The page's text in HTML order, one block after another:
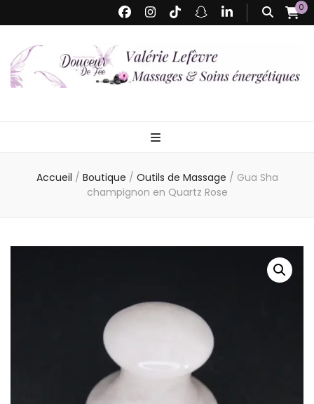
0
– Douceur de
Fée
Accueil / Boutique / Outils de Massage / Gua Sha
champignon en Quartz Rose